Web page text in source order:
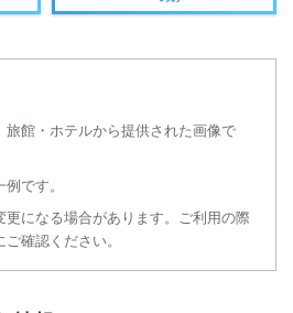
旅館・ホテルから提供された画像で
です。
更になる場合があります。ご利用の際
確認ください。